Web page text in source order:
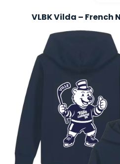
VLBK Vilda – French